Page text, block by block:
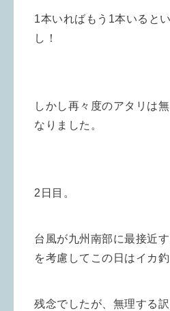
1本いればもう1本いると
し！
しかし再々度のアタリは
なりました。
2日目。
台風が九州南部に最接近
を考慮してこの日はイカ釣
残念でしたが、無理する